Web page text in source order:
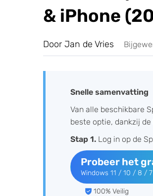
& iPhone
Door Jan de Vries
Snelle samenvatting
Van alle beschikbare
beste optie, dankzij
Stap 1. Log in op de
Probeer het
Windows 11 / 10 / 8 / 7
100% Veilig